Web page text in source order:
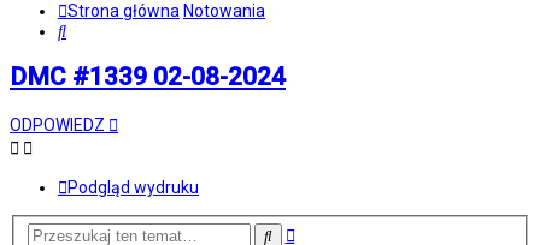
Strona główna Notowania
Szukaj
DMC #1339 02-08-2024
ODPOWIEDZ
Podgląd wydruku
SzukajWyszukiwanie